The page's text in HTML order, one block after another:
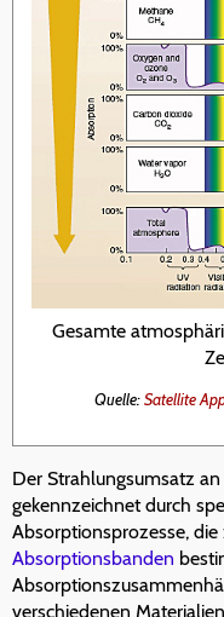
Gesamte
Quelle:Satellite
Der Strahlungsumsatz
gekennzeichnet durch
Absorptionsprozesse,
Absorptionsbanden
verschiedenen